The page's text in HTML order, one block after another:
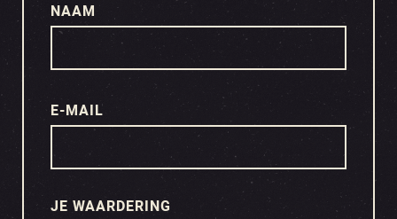
JE WAARDERING
NAAM
E-MAIL